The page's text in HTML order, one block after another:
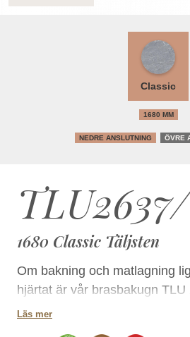
TLU2637/
1680 Classic Täljsten
Om bakning och matlagning
hjärtat är vår brasbakugn TLU
obligatorisk partner. Bröd,
Läs mer
Classic
1680 MM
NEDRE ANSLUTNING ÖVRE